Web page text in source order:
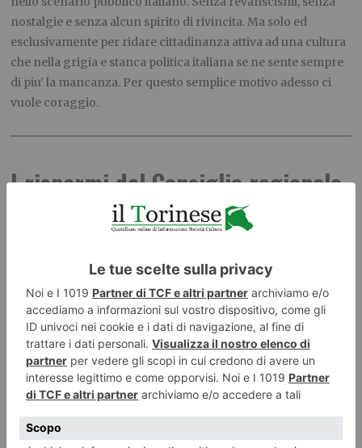
nostalgie e senza alcun spirito di rivincita. Ma solo ed
esclusivamente per ridare cittadinanza attiva ad una cultura
che nella grigia e stanca politica italiana se ne sente sempre
di piu’ la mancanza. Per questo semplice motivo adesso ci
vuole coraggio.
I risparmi del Consiglio regionale
25 LUGLIO 2017 POLITICA
avanzo di esercizio di 11 milioni di euro, dei quali 2,5
disponibili, il Consiglio regionale del Piemonte ha approvato il
Rendiconto generale per l’esercizio finanziario 2016 con 32
voti favorevoli e 10 non votanti (M5s e Msn).Come ha sottolineato
nel suo intervento il presidente Mauro Laus, “abbiamo portato il costo del
Consiglio dai 68 milioni di euro del 2012, agli attuali 48 milioni. Il costo di
funzionamento dei Gruppi consiliari, poi, è passato da oltre 2 milioni di euro
a circa 175mila. Per questo risultato non posso che ringraziare l’Aula e tutti i